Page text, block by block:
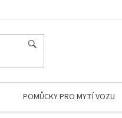
POMŮCKY PRO MYTÍ VOZU